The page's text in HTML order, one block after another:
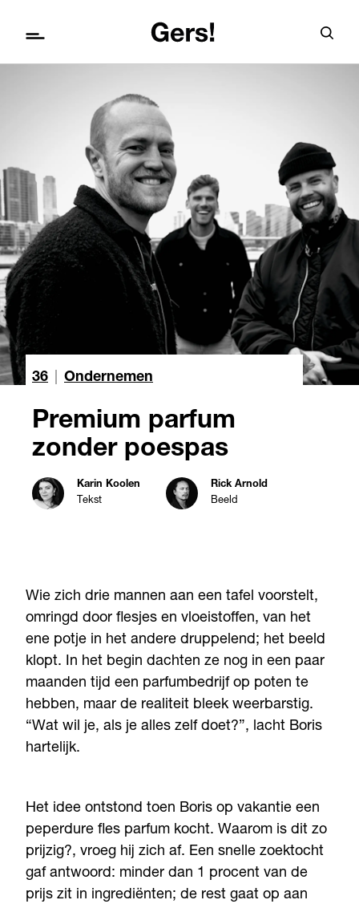
36 Ondernemen
Premium parfum
zonder poespas
Karin Koolen
Tekst
Rick Arnold
Beeld
Wie zich drie mannen aan een tafel voorstelt,
omringd door flesjes en vloeistoffen, van het
ene potje in het andere druppelend; het beeld
klopt. In het begin dachten ze nog in een paar
maanden tijd een parfumbedrijf op poten te
hebben, maar de realiteit bleek weerbarstig.
“Wat wil je, als je alles zelf doet?”, lacht Boris
hartelijk.
Het idee ontstond toen Boris op vakantie een
peperdure fles parfum kocht. Waarom is dit zo
prijzig?, vroeg hij zich af. Een snelle zoektocht
gaf antwoord: minder dan 1 procent van de
prijs zit in ingrediënten; de rest gaat op aan